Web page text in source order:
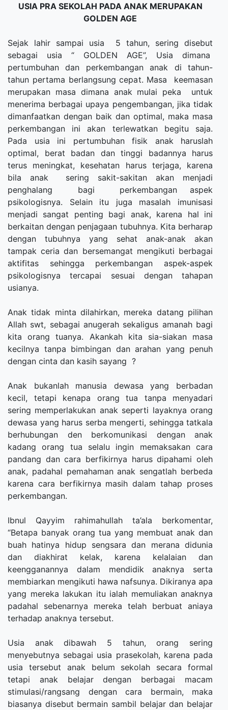
USIA PRA SEKOLAH PADA ANAK MERUPAKAN
GOLDEN AGE
Sejak lahir sampai usia 5 tahun, sering disebut
sebagai usia “ GOLDEN AGE”, Usia dimana
pertumbuhan dan perkembangan anak di tahun-
tahun pertama berlangsung cepat. Masa keemasan
merupakan masa dimana anak mulai peka untuk
menerima berbagai upaya pengembangan, jika tidak
dimanfaatkan dengan baik dan optimal, maka masa
perkembangan ini akan terlewatkan begitu saja.
Pada usia ini pertumbuhan fisik anak haruslah
optimal, berat badan dan tinggi badannya harus
terus meningkat, kesehatan harus terjaga, karena
bila anak sering sakit-sakitan akan menjadi
penghalang bagi perkembangan aspek
psikologisnya. Selain itu juga masalah imunisasi
menjadi sangat penting bagi anak, karena hal ini
berkaitan dengan penjagaan tubuhnya. Kita berharap
dengan tubuhnya yang sehat anak-anak akan
tampak ceria dan bersemangat mengikuti berbagai
aktifitas sehingga perkembangan aspek-aspek
psikologisnya tercapai sesuai dengan tahapan
usianya.
Anak tidak minta dilahirkan, mereka datang pilihan
Allah swt, sebagai anugerah sekaligus amanah bagi
kita orang tuanya. Akankah kita sia-siakan masa
kecilnya tanpa bimbingan dan arahan yang penuh
dengan cinta dan kasih sayang ?
Anak bukanlah manusia dewasa yang berbadan
kecil, tetapi kenapa orang tua tanpa menyadari
sering memperlakukan anak seperti layaknya orang
dewasa yang harus serba mengerti, sehingga tatkala
berhubungan den berkomunikasi dengan anak
kadang orang tua selalu ingin memaksakan cara
pandang dan cara berfikirnya harus dipahami oleh
anak, padahal pemahaman anak sengatlah berbeda
karena cara berfikirnya masih dalam tahap proses
perkembangan.
Ibnul Qayyim rahimahullah ta’ala berkomentar,
“Betapa banyak orang tua yang membuat anak dan
buah hatinya hidup sengsara dan merana didunia
dan diakhirat kelak, karena kelalaian dan
keengganannya dalam mendidik anaknya serta
membiarkan mengikuti hawa nafsunya. Dikiranya apa
yang mereka lakukan itu ialah memuliakan anaknya
padahal sebenarnya mereka telah berbuat aniaya
terhadap anaknya tersebut.
Usia anak dibawah 5 tahun, orang sering
menyebutnya sebagai usia prasekolah, karena pada
usia tersebut anak belum sekolah secara formal
tetapi anak belajar dengan berbagai macam
stimulasi/rangsang dengan cara bermain, maka
biasanya disebut bermain sambil belajar dan belajar